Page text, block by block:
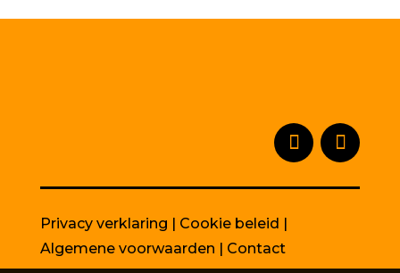
Privacy verklaring | Cookie beleid |
Algemene voorwaarden | Contact